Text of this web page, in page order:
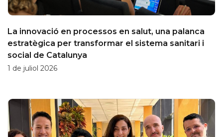
La innovació en processos en salut, una palanca
estratègica per transformar el sistema sanitari i
social de Catalunya
1 de juliol 2026